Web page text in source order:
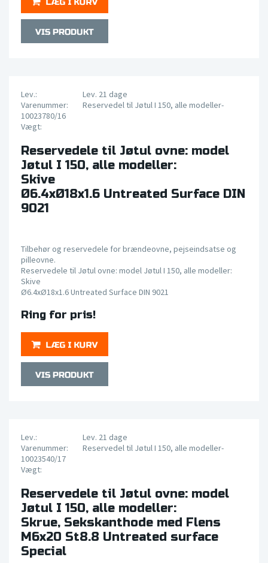
Lev.:
Lev. 21 dage
Varenummer:
Reservedel til Jøtul I 150, alle modeller-
10023780/16
Vægt:
Reservedele til Jøtul ovne: model
Jøtul I 150, alle modeller:
Skive
Ø6.4xØ18x1.6 Untreated Surface DIN
9021
Tilbehør og reservedele for brændeovne, pejseindsatse og
pilleovne.
Reservedele til Jøtul ovne: model Jøtul I 150, alle modeller:
Skive
Ø6.4xØ18x1.6 Untreated Surface DIN 9021
Ring for pris!
Lev.:
Lev. 21 dage
Varenummer:
Reservedel til Jøtul I 150, alle modeller-
10023540/17
Vægt:
Reservedele til Jøtul ovne: model
Jøtul I 150, alle modeller:
Skrue, Sekskanthode med Flens
M6x20 St8.8 Untreated surface
Special